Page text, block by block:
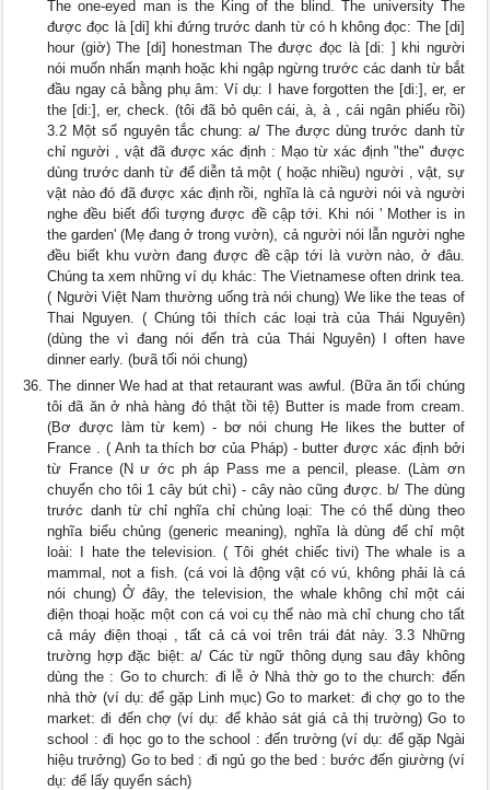
The one-eyed man is the King of the blind. The university The
được đọc là [di] khi đứng trước danh từ có h không đọc: The [di]
hour (giờ) The [di] honestman The được đọc là [di: ] khi người
nói muốn nhấn mạnh hoặc khi ngập ngừng trước các danh từ bắt
đầu ngay cả bằng phụ âm: Ví dụ: I have forgotten the [di:], er, er
the [di:], er, check. (tôi đã bỏ quên cái, à, à , cái ngân phiếu rồi)
3.2 Một số nguyên tắc chung: a/ The được dùng trước danh từ
chỉ người , vật đã được xác định : Mạo từ xác định "the" được
dùng trước danh từ để diễn tả một ( hoặc nhiều) người , vật, sự
vật nào đó đã được xác định rồi, nghĩa là cả người nói và người
nghe đều biết đối tượng được đề cập tới. Khi nói ' Mother is in
the garden' (Mẹ đang ở trong vườn), cả người nói lẫn người nghe
đều biết khu vườn đang được đề cập tới là vườn nào, ở đâu.
Chúng ta xem những ví dụ khác: The Vietnamese often drink tea.
( Người Việt Nam thường uống trà nói chung) We like the teas of
Thai Nguyen. ( Chúng tôi thích các loại trà của Thái Nguyên)
(dùng the vì đang nói đến trà của Thái Nguyên) I often have
dinner early. (bưã tối nói chung)
The dinner We had at that retaurant was awful. (Bữa ăn tối chúng
tôi đã ăn ở nhà hàng đó thật tồi tệ) Butter is made from cream.
(Bơ được làm từ kem) - bơ nói chung He likes the butter of
France . ( Anh ta thích bơ của Pháp) - butter được xác định bởi
từ France (N ư ớc ph áp Pass me a pencil, please. (Làm ơn
chuyển cho tôi 1 cây bút chì) - cây nào cũng được. b/ The dùng
trước danh từ chỉ nghĩa chỉ chủng loại: The có thể dùng theo
nghĩa biểu chủng (generic meaning), nghĩa là dùng để chỉ một
loài: I hate the television. ( Tôi ghét chiếc tivi) The whale is a
mammal, not a fish. (cá voi là động vật có vú, không phải là cá
nói chung) Ở đây, the television, the whale không chỉ một cái
điện thoại hoặc một con cá voi cụ thể nào mà chỉ chung cho tất
cả máy điện thoại , tất cả cá voi trên trái đát này. 3.3 Những
trường hợp đặc biệt: a/ Các từ ngữ thông dụng sau đây không
dùng the : Go to church: đi lễ ở Nhà thờ go to the church: đến
nhà thờ (ví dụ: để gặp Linh mục) Go to market: đi chợ go to the
market: đi đến chợ (ví dụ: để khảo sát giá cả thị trường) Go to
school : đi học go to the school : đến trường (ví dụ: để gặp Ngài
hiệu trưởng) Go to bed : đi ngủ go the bed : bước đến giường (ví
dụ: để lấy quyển sách)